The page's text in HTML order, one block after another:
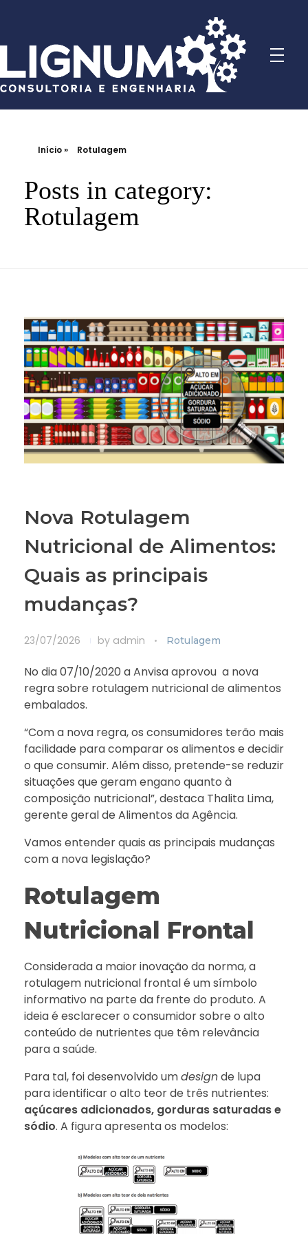
Início» Rotulagem
Posts in category:
Rotulagem
Nova Rotulagem
Nutricional de Alimentos:
Quais as principais
mudanças?
23/07/2026 by admin Rotulagem
No dia 07/10/2020 a Anvisa aprovou a nova
regra sobre rotulagem nutricional de alimentos
embalados.
“Com a nova regra, os consumidores terão mais
facilidade para comparar os alimentos e decidir
o que consumir. Além disso, pretende-se reduzir
situações que geram engano quanto à
composição nutricional”, destaca Thalita Lima,
gerente geral de Alimentos da Agência.
Vamos entender quais as principais mudanças
com a nova legislação?
Rotulagem
Nutricional Frontal
Considerada a maior inovação da norma, a
rotulagem nutricional frontal é um símbolo
informativo na parte da frente do produto. A
ideia é esclarecer o consumidor sobre o alto
conteúdo de nutrientes que têm relevância
para a saúde.
Para tal, foi desenvolvido umdesignde lupa
para identificar o alto teor de três nutrientes:
açúcares adicionados, gorduras saturadas e
sódio. A figura apresenta os modelos: